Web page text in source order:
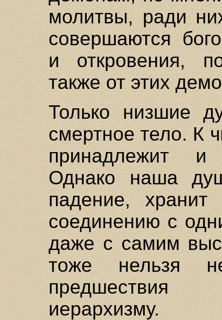
молитвы, ради
совершаются
и откровения,
также от этих
Только низшие
смертное тело. К
принадлежит и
Однако наша
падение,
соединению с
даже с самим
тоже нельзя
предшествия
иерархизму.